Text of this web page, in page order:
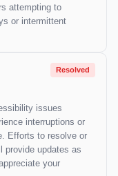
attempting to
or intermittent
Resolved
issues
interruptions or
Efforts to resolve or
provide updates as
your